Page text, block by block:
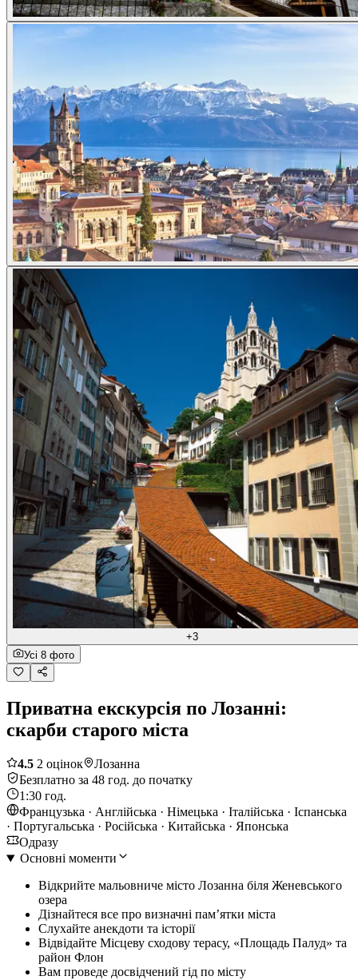
+3
Усі 8 фото
Приватна екскурсія по Лозанні:
скарби старого міста
4.5 2 оцінок
Лозанна
Безплатно за 48 год. до початку
1:30 год.
Французька · Англійська · Німецька · Італійська · Іспанська
· Португальська · Російська · Китайська · Японська
Одразу
Основні моменти
Відкрийте мальовниче місто Лозанна біля Женевського
озера
Дізнайтеся все про визначні пам’ятки міста
Слухайте анекдоти та історії
Відвідайте Місцеву сходову терасу, «Площадь Палуд» та
район Флон
Вам проведе досвідчений гід по місту